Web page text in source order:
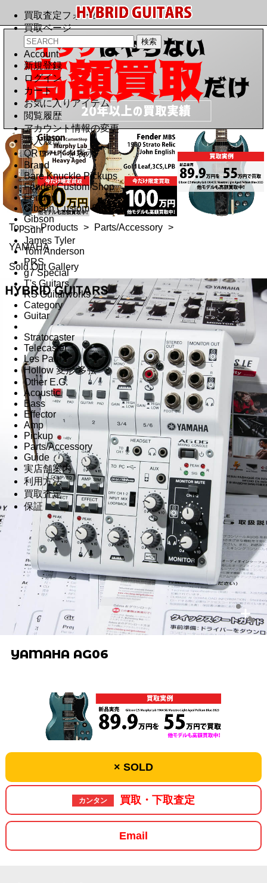
買取査定フォーム
買取ページ
Account
新規登録
ログイン
カート
お気に入りアイテム
閲覧履歴
アカウント情報の変更
購入履歴
QRコードを表示
Brand
Bare Knuckle Pickups
Fender Custom Shop
Fender
Gibson Custom Shop
Gibson
Suhr
James Tyler
Tom Anderson
PRS
g7 Special
T's Guitars
RS Guitarworks
Category
Guitar
Stratocaster
Telecaster
Les Paul
Hollow 変形 多弦
Other E.G.
Acoustic
Bass
Effector
Amp
Pickup
Parts/Accessory
Guide
実店舗案内
利用方法
買取査定
保証
Top > Products > Parts/Accessory >
YAMAHA
Sold Out Gallery
YAMAHA AG06
× SOLD
カンタン 買取・下取査定
Email